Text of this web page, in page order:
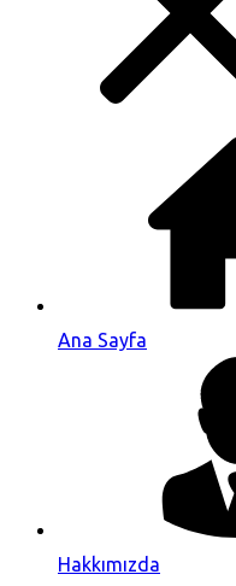
Ana Sayfa
Hakkımızda